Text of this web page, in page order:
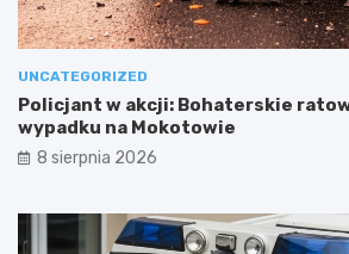
UNCATEGORIZED
Policjant w akcji: Bohaterskie
wypadku na Mokotowie
8 sierpnia 2026